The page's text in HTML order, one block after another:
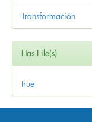
Transformación
Has File(s)
true